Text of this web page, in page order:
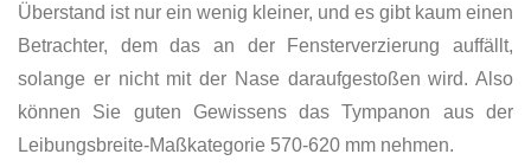
Überstand ist nur ein wenig kleiner, und es gibt kaum einen
Betrachter, dem das an der Fensterverzierung auffällt,
solange er nicht mit der Nase daraufgestoßen wird. Also
können Sie guten Gewissens das Tympanon aus der
Leibungsbreite-Maßkategorie 570-620 mm nehmen.